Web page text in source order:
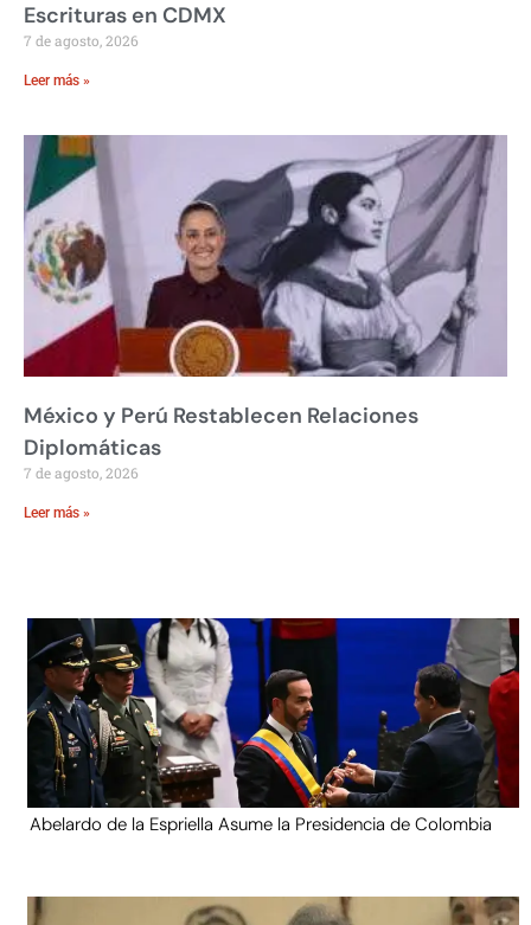
Escrituras en CDMX
7 de agosto, 2026
Leer más »
México y Perú Restablecen Relaciones
Diplomáticas
7 de agosto, 2026
Leer más »
Abelardo de la Espriella Asume la Presidencia de Colombia